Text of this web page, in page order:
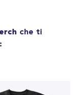
che ti